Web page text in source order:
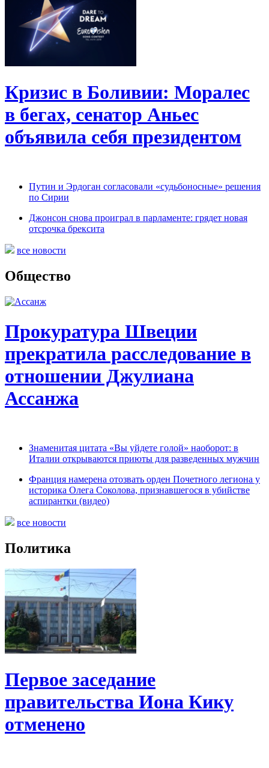
Кризис в Боливии: Моралес
в бегах, сенатор Аньес
объявила себя президентом
Путин и Эрдоган согласовали «судьбоносные» решения
по Сирии
Джонсон снова проиграл в парламенте: грядет новая
отсрочка брексита
все новости
Общество
Прокуратура Швеции
прекратила расследование в
отношении Джулиана
Ассанжа
Знаменитая цитата «Вы уйдете голой» наоборот: в
Италии открываются приюты для разведенных мужчин
Франция намерена отозвать орден Почетного легиона у
историка Олега Соколова, признавшегося в убийстве
аспирантки (видео)
все новости
Политика
Первое заседание
правительства Иона Кику
отменено